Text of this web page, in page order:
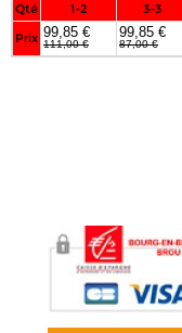
Qté 1-2 3-3
Prix 99,85 €
111,00 €
99,85 €
87,00 €